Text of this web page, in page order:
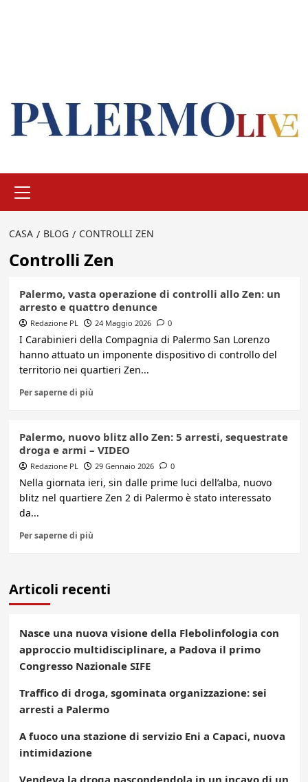
principale
CASA BLOG CONTROLLI ZEN
Controlli Zen
Palermo, vasta operazione di controlli allo Zen: un
arresto e quattro denunce
Redazione PL 24 Maggio 2026 0
I Carabinieri della Compagnia di Palermo San Lorenzo
hanno attuato un imponente dispositivo di controllo del
territorio nei quartieri Zen...
Per saperne di più
Palermo, nuovo blitz allo Zen: 5 arresti, sequestrate
droga e armi – VIDEO
Redazione PL 29 Gennaio 2026 0
Nella giornata ieri, sin dalle prime luci dell’alba, nuovo
blitz nel quartiere Zen 2 di Palermo è stato interessato
da...
Per saperne di più
Articoli recenti
Nasce una nuova visione della Flebolinfologia con
approccio multidisciplinare, a Padova il primo
Congresso Nazionale SIFE
Traffico di droga, sgominata organizzazione: sei
arresti a Palermo
A fuoco una stazione di servizio Eni a Capaci, nuova
intimidazione